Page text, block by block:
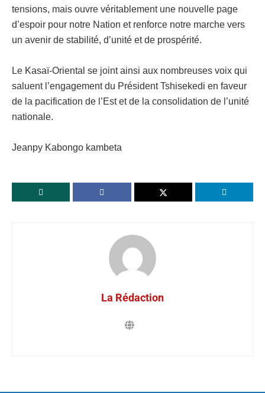
tensions, mais ouvre véritablement une nouvelle page
d’espoir pour notre Nation et renforce notre marche vers
un avenir de stabilité, d’unité et de prospérité.
Le Kasaï-Oriental se joint ainsi aux nombreuses voix qui
saluent l’engagement du Président Tshisekedi en faveur
de la pacification de l’Est et de la consolidation de l’unité
nationale.
Jeanpy Kabongo kambeta
La Rédaction